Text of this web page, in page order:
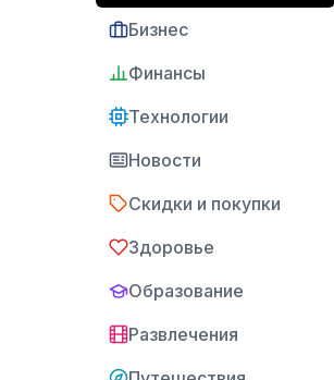
Бизнес
Финансы
Технологии
Новости
Скидки и покупки
Здоровье
Образование
Развлечения